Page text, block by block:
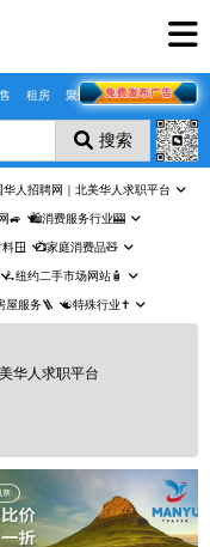
租房 聚合页
搜索
人招聘网｜北美华人求职平台
🚙 🛍️消费服务行业🎰
🪟 📺家庭消费品🧸
🛴纽约二手市场网站🧴
屋服务🪜 ☯️特殊行业✝️
华人求职平台